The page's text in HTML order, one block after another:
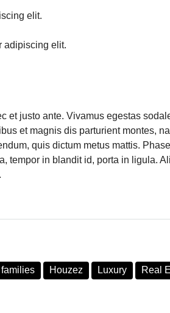
elit.
adipiscing elit.
et justo ante. Vivamus egestas
et magnis dis parturient montes,
quis dictum metus mattis.
tempor in blandit id, porta in ligula.
Houzez Luxury Real